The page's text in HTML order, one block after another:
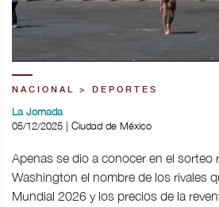
NACIONAL > DEPORTES
La Jornada
05/12/2025 | Ciudad de México
Apenas se dio a conocer en el sorteo
Washington el nombre de los rivales
Mundial 2026 y los precios de la